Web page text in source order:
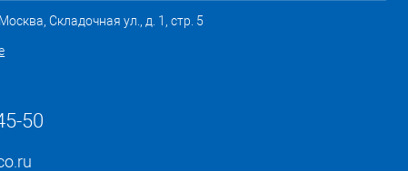
Складочная ул., д. 1, стр. 5
50